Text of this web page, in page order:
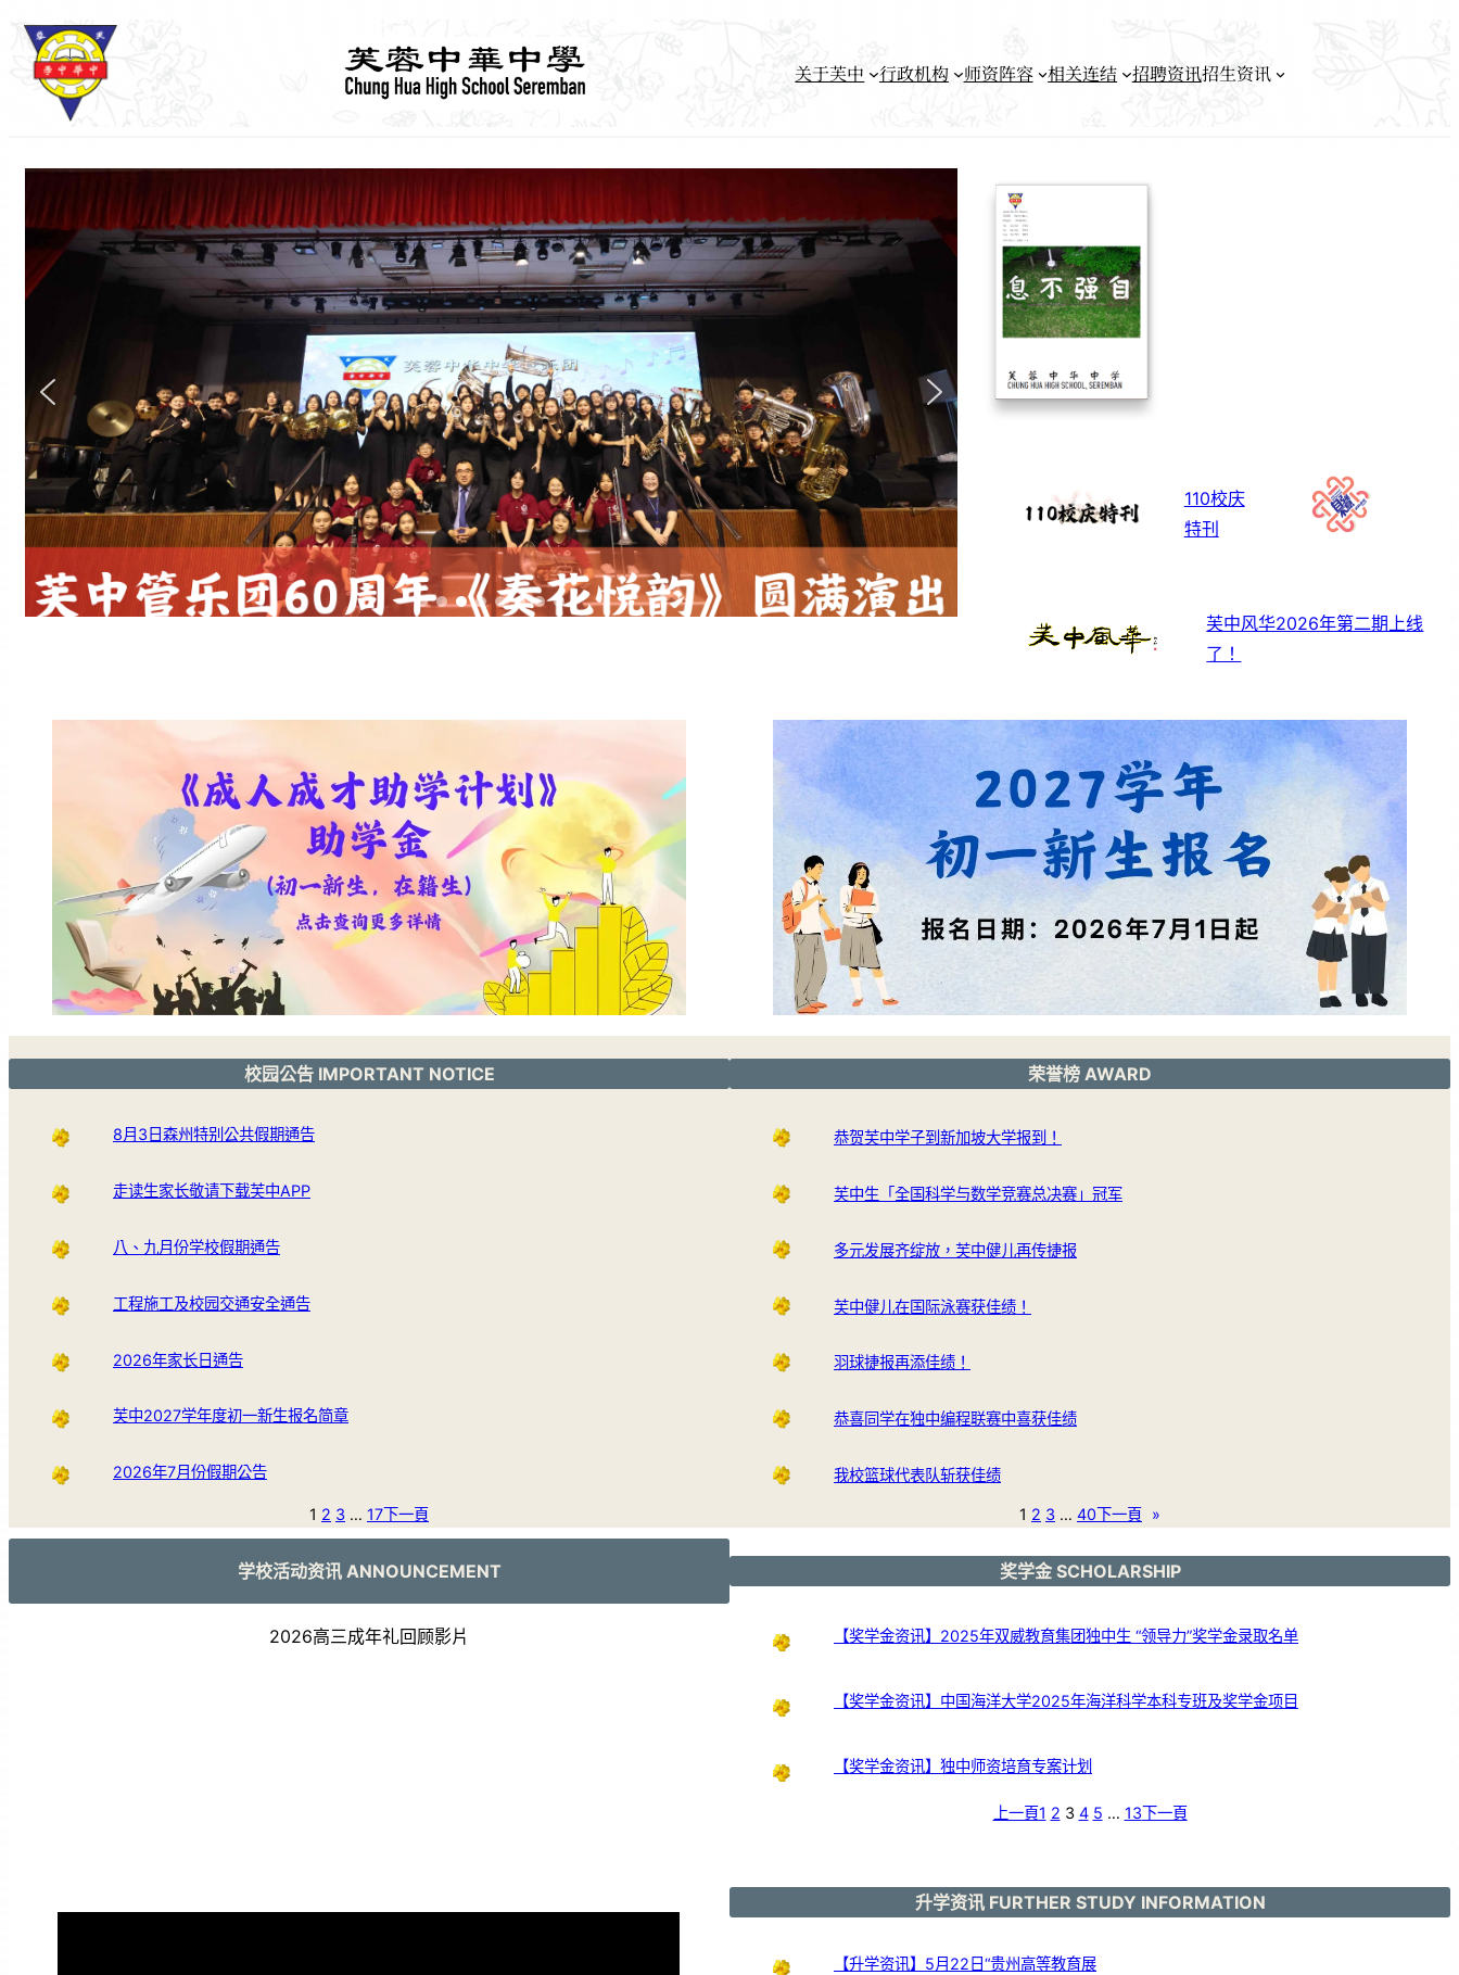
关于芙中 行政机构 师资阵容 相关连结 招聘资讯招生资讯
110校庆
特刊
芙中风华2026年第二期上线
了！
校园公告 IMPORTANT NOTICE
8月3日森州特别公共假期通告
走读生家长敬请下载芙中APP
八、九月份学校假期通告
工程施工及校园交通安全通告
2026年家长日通告
芙中2027学年度初一新生报名简章
2026年7月份假期公告
1 2 3 … 17下一頁
荣誉榜 AWARD
恭贺芙中学子到新加坡大学报到！
芙中生「全国科学与数学竞赛总决赛」冠军
多元发展齐绽放，芙中健儿再传捷报
芙中健儿在国际泳赛获佳绩！
羽球捷报再添佳绩！
恭喜同学在独中编程联赛中喜获佳绩
我校篮球代表队斩获佳绩
1 2 3 … 40下一頁 »
学校活动资讯 ANNOUNCEMENT
2026高三成年礼回顾影片
奖学金 SCHOLARSHIP
【奖学金资讯】2025年双威教育集团独中生 “领导力”奖学金录取名单
【奖学金资讯】中国海洋大学2025年海洋科学本科专班及奖学金项目
【奖学金资讯】独中师资培育专案计划
上一頁1 2 3 4 5 … 13下一頁
升学资讯 FURTHER STUDY INFORMATION
【升学资讯】5月22日“贵州高等教育展